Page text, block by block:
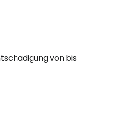
von bis